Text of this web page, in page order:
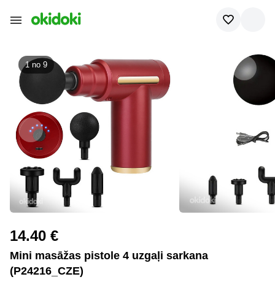
1 no 9
14.40 €
Mini masāžas pistole 4 uzgaļi sarkana
(P24216_CZE)